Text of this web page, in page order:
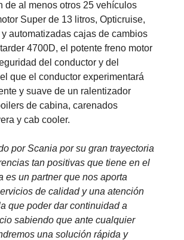
de al menos otros 25 vehículos
Super de 13 litros, Opticruise,
y automatizadas cajas de cambios
4700D, el potente freno motor
del conductor y del
que el conductor experimentará
y suave de un ralentizador
de cabina, carenados
y cab cooler.
por Scania por su gran trayectoria
tan positivas que tiene en el
es un partner que nos aporta
de calidad y una atención
que poder dar continuidad a
sabiendo que ante cualquier
una solución rápida y